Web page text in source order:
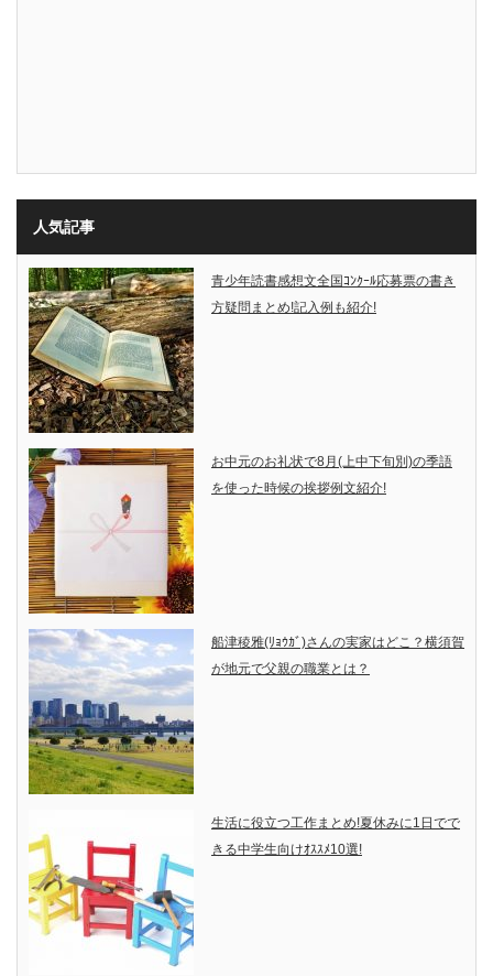
人気記事
青少年読書感想文全国ｺﾝｸｰﾙ応募票の書き
方疑問まとめ!記入例も紹介!
お中元のお礼状で8月(上中下旬別)の季語
を使った時候の挨拶例文紹介!
船津稜雅(ﾘｮｳｶﾞ)さんの実家はどこ？横須賀
が地元で父親の職業とは？
生活に役立つ工作まとめ!夏休みに1日でで
きる中学生向けｵｽｽﾒ10選!